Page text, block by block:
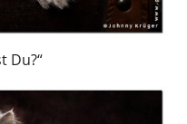
Du?“